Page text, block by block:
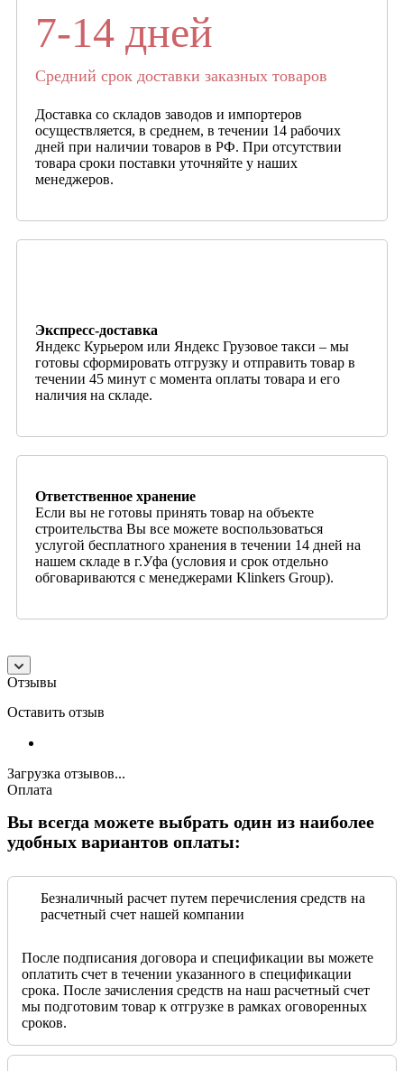
7-14 дней
Средний срок доставки заказных товаров
Доставка со складов заводов и импортеров
осуществляется, в среднем, в течении 14 рабочих
дней при наличии товаров в РФ. При отсутствии
товара сроки поставки уточняйте у наших
менеджеров.
Экспресс-доставка
Яндекс Курьером или Яндекс Грузовое такси – мы
готовы сформировать отгрузку и отправить товар в
течении 45 минут с момента оплаты товара и его
наличия на складе.
Ответственное хранение
Если вы не готовы принять товар на объекте
строительства Вы все можете воспользоваться
услугой бесплатного хранения в течении 14 дней на
нашем складе в г.Уфа (условия и срок отдельно
обговариваются с менеджерами Klinkers Group).
Отзывы
Оставить отзыв
Загрузка отзывов...
Оплата
Вы всегда можете выбрать один из наиболее
удобных вариантов оплаты:
Безналичный расчет путем перечисления средств на
расчетный счет нашей компании
После подписания договора и спецификации вы можете
оплатить счет в течении указанного в спецификации
срока. После зачисления средств на наш расчетный счет
мы подготовим товар к отгрузке в рамках оговоренных
сроков.